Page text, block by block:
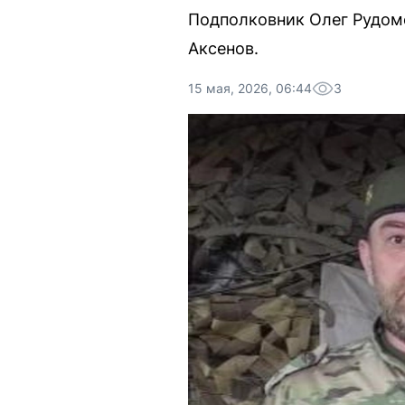
Подполковник Олег
Аксенов.
15 мая, 2026, 06:44 3